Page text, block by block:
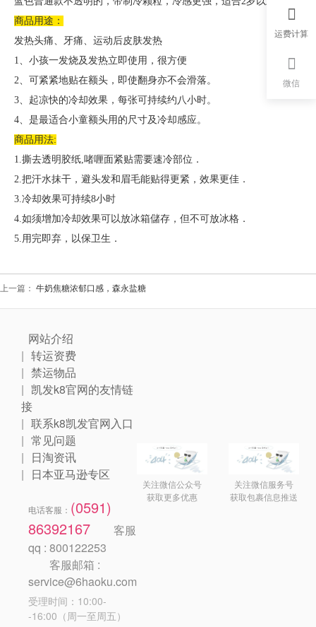
商品用途：
发热头痛、牙痛、运动后皮肤发热
1、小孩一发烧及发热立即使用，很方便
2、可紧紧地贴在额头，即使翻身亦不会滑落。
3、起凉快的冷却效果，每张可持续约八小时。
4、是最适合小童额头用的尺寸及冷却感应。
商品用法:
1.撕去透明胶纸,啫喱面紧贴需要速冷部位．
2.把汗水抹干，避头发和眉毛能贴得更紧，效果更佳．
3.冷却效果可持续8小时
4.如须增加冷却效果可以放冰箱儲存，但不可放冰格．
5.用完即弃，以保卫生．
上一篇： 牛奶焦糖浓郁口感，森永盐糖
网站介绍
转运资费
禁运物品
凯发k8官网的友情链
接
联系k8凯发官网入口
常见问题
日淘资讯
日本亚马逊专区
电话客服： (0591)
86392167
客服
qq : 800122253
客服邮箱 :
service@6haoku.com
受理时间：10:00-
-16:00（周一至周五）
关注微信公众号
获取更多优惠
关注微信服务号
获取包裹信息推送
运费计算
微信